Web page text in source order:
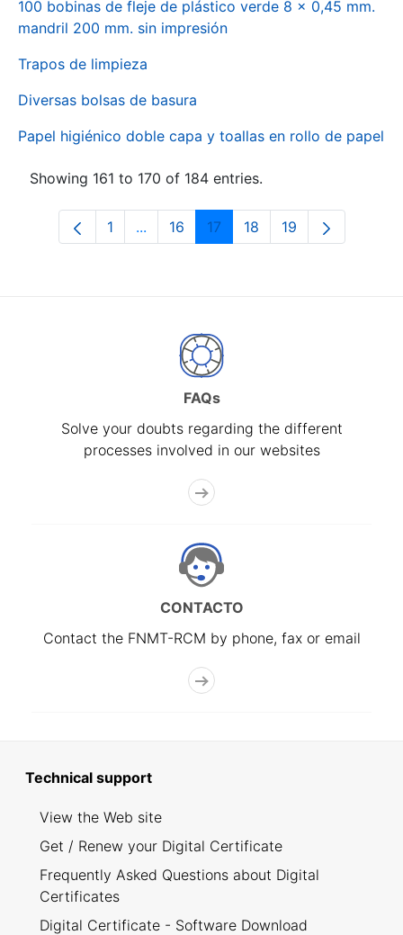
100 bobinas de fleje de plástico verde 8 x 0,45 mm.
mandril 200 mm. sin impresión
Trapos de limpieza
Diversas bolsas de basura
Papel higiénico doble capa y toallas en rollo de papel
Showing 161 to 170 of 184 entries.
Page
1 ...Intermediate Pages Use TAB to
Page
16 Page
17 Page
18 Page
19
FAQs
Solve your doubts regarding the different
processes involved in our websites
CONTACTO
Contact the FNMT-RCM by phone, fax or email
Technical support
View the Web site
Get / Renew your Digital Certificate
Frequently Asked Questions about Digital
Certificates
Digital Certificate - Software Download